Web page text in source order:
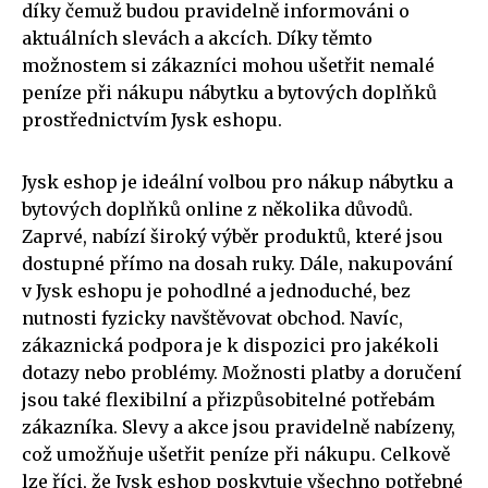
díky čemuž budou pravidelně informováni o
aktuálních slevách a akcích. Díky těmto
možnostem si zákazníci mohou ušetřit nemalé
peníze při nákupu nábytku a bytových doplňků
prostřednictvím Jysk eshopu.
Jysk eshop je ideální volbou pro nákup nábytku a
bytových doplňků online z několika důvodů.
Zaprvé, nabízí široký výběr produktů, které jsou
dostupné přímo na dosah ruky. Dále, nakupování
v Jysk eshopu je pohodlné a jednoduché, bez
nutnosti fyzicky navštěvovat obchod. Navíc,
zákaznická podpora je k dispozici pro jakékoli
dotazy nebo problémy. Možnosti platby a doručení
jsou také flexibilní a přizpůsobitelné potřebám
zákazníka. Slevy a akce jsou pravidelně nabízeny,
což umožňuje ušetřit peníze při nákupu. Celkově
lze říci, že Jysk eshop poskytuje všechno potřebné